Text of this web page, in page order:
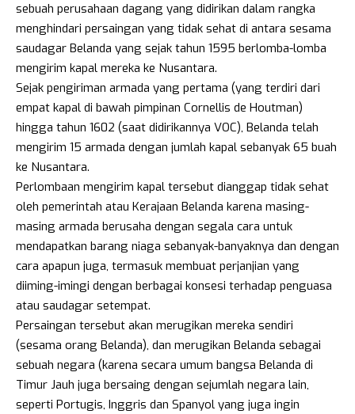
sebuah perusahaan dagang yang didirikan dalam rangka
menghindari persaingan yang tidak sehat di antara sesama
saudagar Belanda yang sejak tahun 1595 berlomba-lomba
mengirim kapal mereka ke Nusantara.
Sejak pengiriman armada yang pertama (yang terdiri dari
empat kapal di bawah pimpinan Cornellis de Houtman)
hingga tahun 1602 (saat didirikannya VOC), Belanda telah
mengirim 15 armada dengan jumlah kapal sebanyak 65 buah
ke Nusantara.
Perlombaan mengirim kapal tersebut dianggap tidak sehat
oleh pemerintah atau Kerajaan Belanda karena masing-
masing armada berusaha dengan segala cara untuk
mendapatkan barang niaga sebanyak-banyaknya dan dengan
cara apapun juga, termasuk membuat perjanjian yang
diiming-imingi dengan berbagai konsesi terhadap penguasa
atau saudagar setempat.
Persaingan tersebut akan merugikan mereka sendiri
(sesama orang Belanda), dan merugikan Belanda sebagai
sebuah negara (karena secara umum bangsa Belanda di
Timur Jauh juga bersaing dengan sejumlah negara lain,
seperti Portugis, Inggris dan Spanyol yang juga ingin